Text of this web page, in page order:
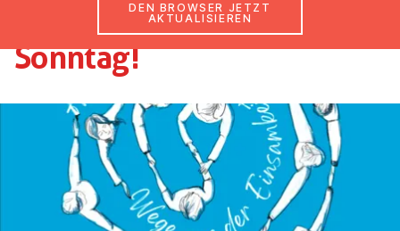
Wir feiern Diakonie-
Sonntag!
DEN BROWSER JETZT
AKTUALISIEREN